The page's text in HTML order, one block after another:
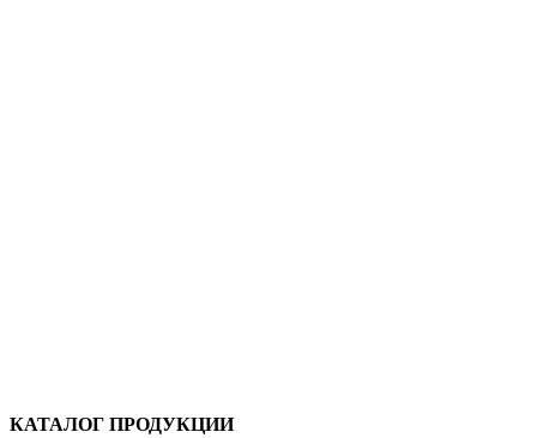
КАТАЛОГ ПРОДУКЦИИ